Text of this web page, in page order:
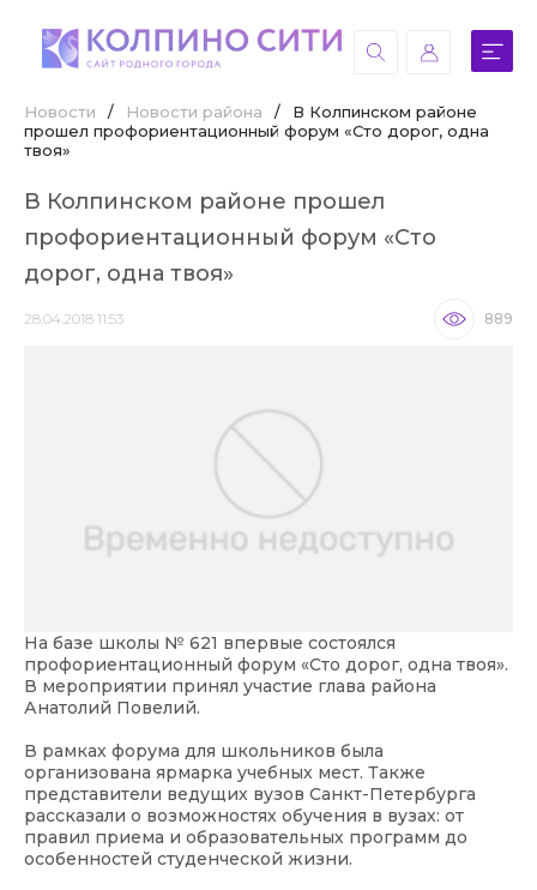
Новости / Новости района /
В Колпинском районе
прошел профориентационный форум «Сто дорог, одна
твоя»
В Колпинском районе прошел
профориентационный форум «Сто
дорог, одна твоя»
28.04.2018 11:53 889
На базе школы № 621 впервые состоялся
профориентационный форум «Сто дорог, одна твоя».
В мероприятии принял участие глава района
Анатолий Повелий.
В рамках форума для школьников была
организована ярмарка учебных мест. Также
представители ведущих вузов Санкт-Петербурга
рассказали о возможностях обучения в вузах: от
правил приема и образовательных программ до
особенностей студенческой жизни.